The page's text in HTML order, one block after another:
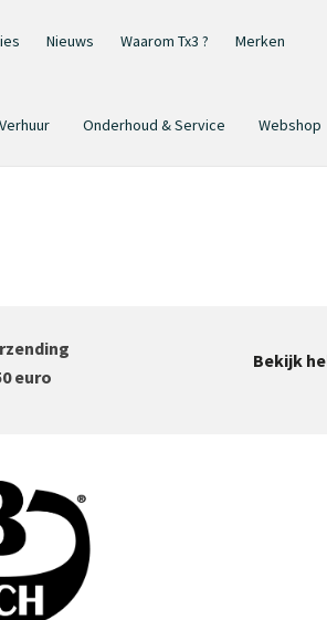
Nieuws Waarom Tx3 ? Merken
Verhuur Onderhoud & Service Webshop
euro
Bekijk